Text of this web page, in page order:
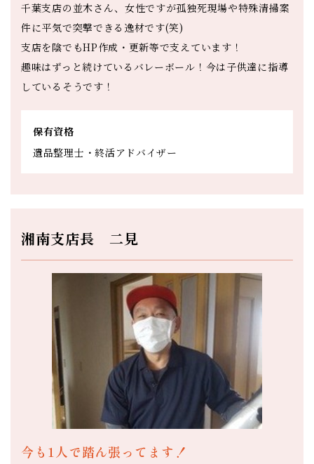
千葉支店の並木さん、女性ですが孤独死現場や特殊清掃案
件に平気で突撃できる逸材です(笑)
支店を陰でもHP作成・更新等で支えています！
趣味はずっと続けているバレーボール！今は子供達に指導
しているそうです！
保有資格
遺品整理士・終活アドバイザー
湘南支店長 二見
今も1人で踏ん張ってます！